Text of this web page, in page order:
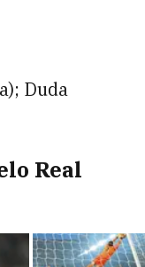
Duda
Real